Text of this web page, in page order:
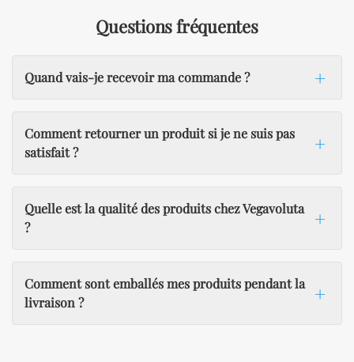
Questions fréquentes
Quand vais-je recevoir ma commande ?
Comment retourner un produit si je ne suis pas
satisfait ?
Quelle est la qualité des produits chez Vegavoluta
?
Comment sont emballés mes produits pendant la
livraison ?